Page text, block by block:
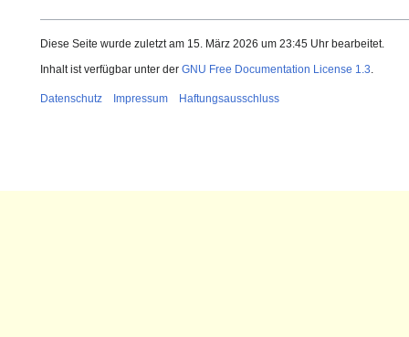
Diese Seite wurde zuletzt am 15. März 2026 um 23:45 Uhr bearbeitet.
Inhalt ist verfügbar unter der GNU Free Documentation License 1.3.
Datenschutz Impressum Haftungsausschluss